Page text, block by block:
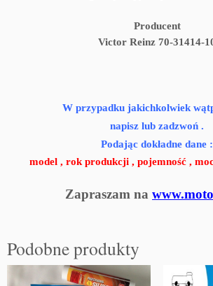
a)
Producent
Victor Reinz 70-31414-
W przypadku jakichkolwiek
napisz lub zadzwoń .
Podając dokładne dane :
model , rok produkcji , pojemność ,
Zapraszam na
Podobne produkty